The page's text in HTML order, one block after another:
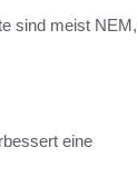
sind meist NEM,
eine